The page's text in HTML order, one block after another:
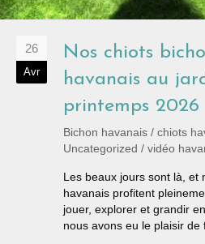
26
Avr
Nos chiots
havanais au
printemps 2026
Bichon havanais / chiots
Uncategorized / vidéo
Les beaux jours sont là, et
havanais profitent
jouer, explorer et grandir
nous avons eu le plaisir de